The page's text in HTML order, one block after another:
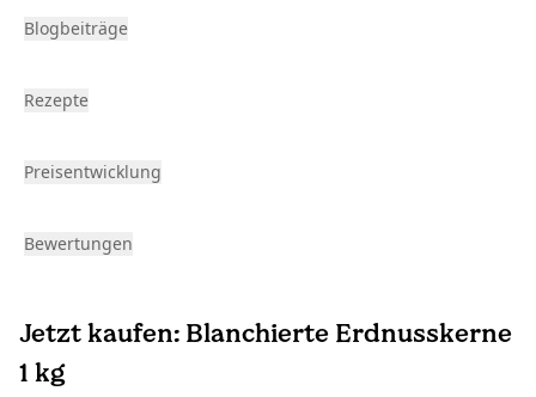
Blogbeiträge
Rezepte
Preisentwicklung
Bewertungen
Jetzt kaufen: Blanchierte Erdnusskerne
1 kg